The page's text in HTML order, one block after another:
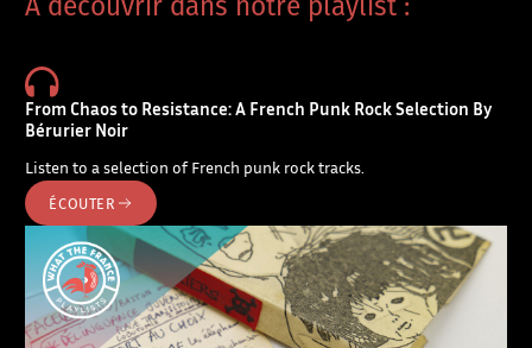
From Chaos to Resistance: A French Punk Rock Selection By
Bérurier Noir
Listen to a selection of French punk rock tracks.
ÉCOUTER